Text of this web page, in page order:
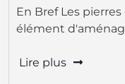
En Bref Les
élément
Lire plus